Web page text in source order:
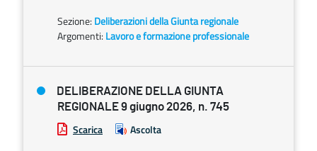
Sezione: Deliberazioni della Giunta regionale
Argomenti: Lavoro e formazione professionale
DELIBERAZIONE DELLA GIUNTA
REGIONALE 9 giugno 2026, n. 745
Scarica Ascolta